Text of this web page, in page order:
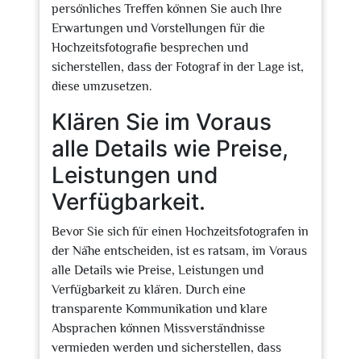
persönliches Treffen können Sie auch Ihre
Erwartungen und Vorstellungen für die
Hochzeitsfotografie besprechen und
sicherstellen, dass der Fotograf in der Lage ist,
diese umzusetzen.
Klären Sie im Voraus
alle Details wie Preise,
Leistungen und
Verfügbarkeit.
Bevor Sie sich für einen Hochzeitsfotografen in
der Nähe entscheiden, ist es ratsam, im Voraus
alle Details wie Preise, Leistungen und
Verfügbarkeit zu klären. Durch eine
transparente Kommunikation und klare
Absprachen können Missverständnisse
vermieden werden und sicherstellen, dass